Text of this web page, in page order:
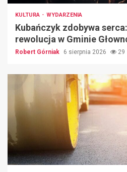
KULTURA WYDARZENIA
Kubańczyk zdobywa
rewolucja w Gminie
Robert Górniak 6 sierpnia 2026 29